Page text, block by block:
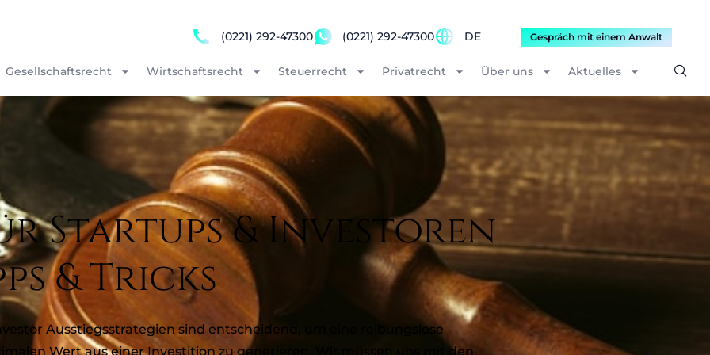
(0221) 292-47300 (0221) 292-47300 DE Gespräch mit einem Anwalt
Gesellschaftsrecht Wirtschaftsrecht Steuerrecht Privatrecht Über uns Aktuelles
Startups & Investoren
& Tricks
Ausstiegsstrategien sind entscheidend, um eine reibungslose
Wert aus einer Investition zu generieren. Wir müssen uns mit den